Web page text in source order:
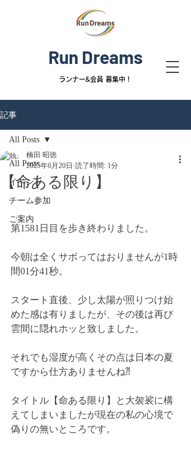
ランナー&会員 募集中！
Run Dreams
記事
All Posts
イベント
チーム参加
ご案内
All Posts
【命ある限り】
楠田 昭徳
2025年6月20日 読了時間: 1分
第1581日目を歩き終わりました。
今朝は全くサボってはおりませんが1時
間01分41秒。
スタート直後、少し太陽が照りつけ始
めた感は有りましたが、その後は再び
雲間に隠れホッと致しました。
それでも湿度が高くその点は日本の夏
ですから仕方ありませんね⁈
タイトル【命ある限り】と大袈裟に構
えてしまいましたが現在の私の心境で
偽りの無いところです。